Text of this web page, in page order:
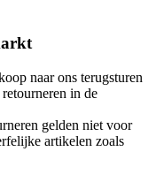
naar ons terugsturen
retourneren in de
gelden niet voor
artikelen zoals